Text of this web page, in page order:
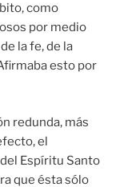
como
por medio
la fe, de la
esto por
redunda, más
el
Espíritu Santo
que ésta sólo